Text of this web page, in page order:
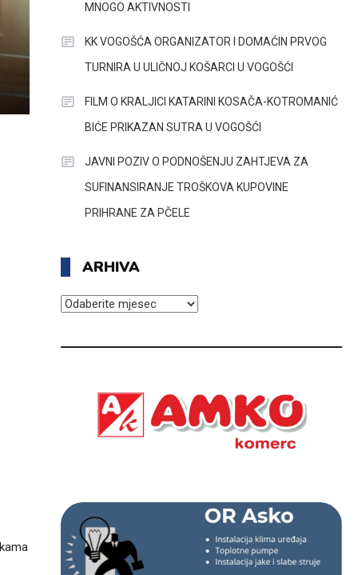
MNOGO AKTIVNOSTI
KK VOGOŠĆA ORGANIZATOR I DOMAĆIN PRVOG
TURNIRA U ULIČNOJ KOŠARCI U VOGOŠĆI
FILM O KRALJICI KATARINI KOSAČA-KOTROMANIĆ
BIĆE PRIKAZAN SUTRA U VOGOŠĆI
JAVNI POZIV O PODNOŠENJU ZAHTJEVA ZA
SUFINANSIRANJE TROŠKOVA KUPOVINE
PRIHRANE ZA PČELE
ARHIVA
ARHIVA